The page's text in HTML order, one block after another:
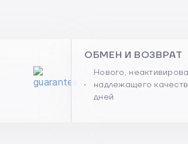
ОБМЕН И ВОЗВРАТ
Нового,
надлежащего
дней